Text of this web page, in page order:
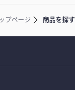
プページ 商品を探す